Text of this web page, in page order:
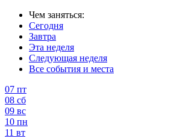
Чем заняться:
Сегодня
Завтра
Эта неделя
Следующая неделя
Все события и места
07 пт
08 сб
09 вс
10 пн
11 вт